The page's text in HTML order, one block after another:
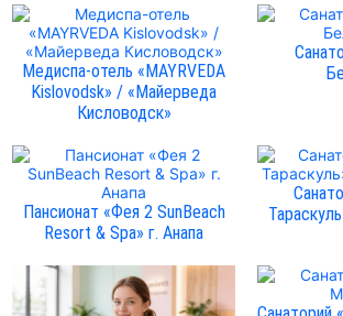
Медиспа-отель «MAYRVEDA
Kislovodsk» / «Майерведа
Кисловодск»
Пансионат «Фея 2 SunBeach
Resort & Spa» г. Анапа